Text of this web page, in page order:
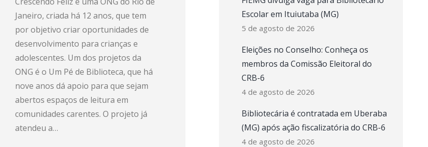
Janeiro, criada há 12 anos, que tem
por objetivo criar oportunidades de
desenvolvimento para crianças e
adolescentes. Um dos projetos da
ONG é o Um Pé de Biblioteca, que há
nove anos dá apoio para que sejam
abertos espaços de leitura em
comunidades carentes. O projeto já
atendeu a…
Escolar em Ituiutaba (MG)
5 de agosto de 2026
Eleições no Conselho: Conheça os
membros da Comissão Eleitoral do
CRB-6
4 de agosto de 2026
Bibliotecária é contratada em Uberaba
(MG) após ação fiscalizatória do CRB-6
4 de agosto de 2026